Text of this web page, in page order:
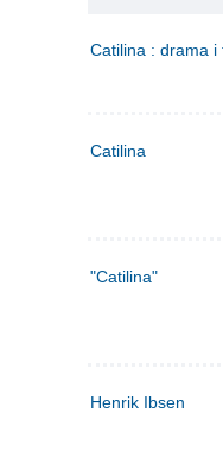
Catilina : drama i
Catilina
"Catilina"
Henrik Ibsen